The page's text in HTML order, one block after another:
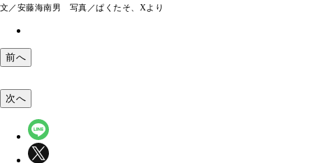
文／安藤海南男 写真／ぱくたそ、Xより
前へ
次へ